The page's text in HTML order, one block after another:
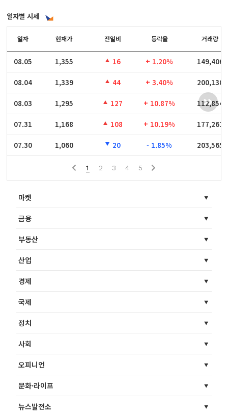
일자별 시세
일자
08.05
08.04
08.03
07.31
07.30
일자 현재가 전일비 등락율 거래량
08.05 1,355 16 + 1.20% 149,406
08.04 1,339 44 + 3.40% 200,130
08.03 1,295 127 + 10.87% 112,854
07.31 1,168 108 + 10.19% 177,261
07.30 1,060 20 - 1.85% 203,565
1 2 3 4 5
마켓
금융
부동산
산업
경제
국제
정치
사회
오피니언
문화·라이프
뉴스발전소